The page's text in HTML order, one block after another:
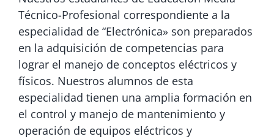
Técnico-Profesional correspondiente a la
especialidad de “Electrónica» son preparados
en la adquisición de competencias para
lograr el manejo de conceptos eléctricos y
físicos. Nuestros alumnos de esta
especialidad tienen una amplia formación en
el control y manejo de mantenimiento y
operación de equipos eléctricos y